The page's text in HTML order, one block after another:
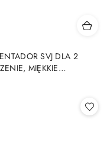
SVJ DLA 2
MIĘKKIE